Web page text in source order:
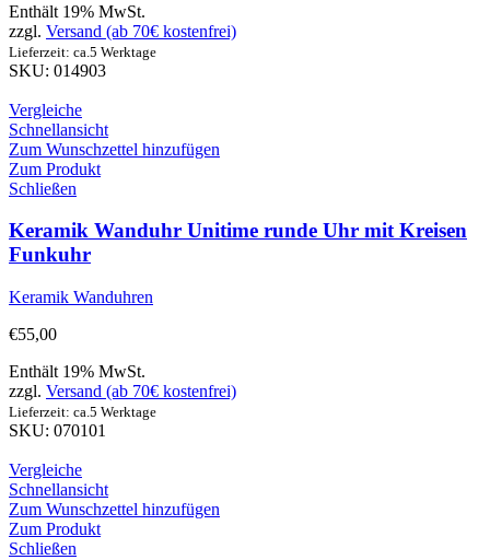
Enthält 19% MwSt.
zzgl. Versand (ab 70€ kostenfrei)
Lieferzeit: ca.5 Werktage
SKU: 014903
Vergleiche
Schnellansicht
Zum Wunschzettel hinzufügen
Zum Produkt
Schließen
Keramik Wanduhr Unitime runde Uhr mit Kreisen
Funkuhr
Keramik Wanduhren
€55,00
Enthält 19% MwSt.
zzgl. Versand (ab 70€ kostenfrei)
Lieferzeit: ca.5 Werktage
SKU: 070101
Vergleiche
Schnellansicht
Zum Wunschzettel hinzufügen
Zum Produkt
Schließen